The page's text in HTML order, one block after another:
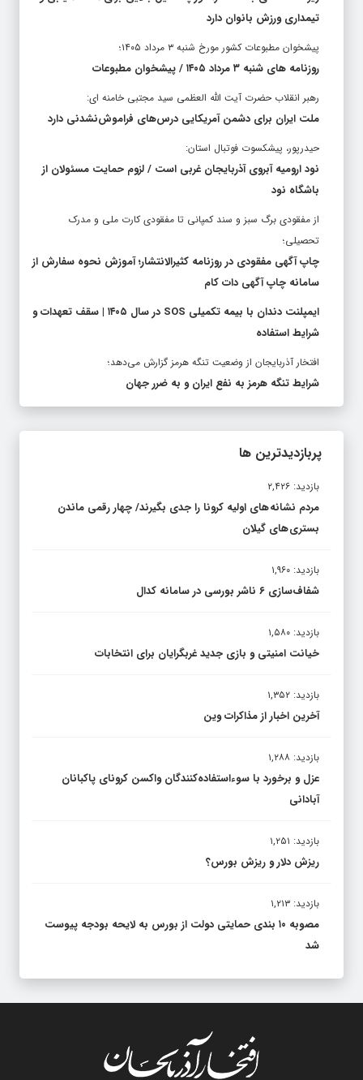
تیمداری ورزش بانوان دارد
پیشخوان مطبوعات کشور مورخ شنبه ۳ مرداد ۱۴۰۵؛
روزنامه های شنبه ۳ مرداد ۱۴۰۵ / پیشخوان مطبوعات
رهبر انقلاب حضرت آیت الله العظمی سید مجتبی خامنه ای:
ملت ایران برای دشمن آمریکایی درس‌های فراموش‌نشدنی دارد
حیدرپور، پیشکسوت فوتبال استان:
نود ارومیه آبروی آذربایجان غربی است / لزوم حمایت مسئولان از
باشگاه نود
از مفقودی برگ سبز و سند کمپانی تا مفقودی کارت ملی و مدرک
تحصیلی؛
چاپ آگهی مفقودی در روزنامه کثیرالانتشار؛ آموزش نحوه سفارش از
سامانه چاپ آگهی دات کام
ایمپلنت دندان با بیمه تکمیلی SOS در سال ۱۴۰۵ | سقف تعهدات و
شرایط استفاده
افتخار آذربایجان از وضعیت تنگه هرمز گزارش می‌دهد؛
شرایط تنگه هرمز به نفع ایران و به ضرر جهان
پربازدیدترین ها
بازدید: ۲,۴۲۶
مردم نشانه های اولیه کرونا را جدی بگیرند/ چهار رقمی ماندن
بستری های گیلان
بازدید: ۱,۹۶۰
شفاف‌سازی ۶ ناشر بورسی در سامانه کدال
بازدید: ۱,۵۸۰
خیانت امنیتی و بازی جدید غربگرایان برای انتخابات
بازدید: ۱,۳۵۲
آخرین اخبار از مذاکرات وین
بازدید: ۱,۲۸۸
عزل و برخورد با سوءاستفاده‌کنندگان واکسن کرونای پاکبانان
آبادانی
بازدید: ۱,۲۵۱
ریزش دلار و ریزش بورس؟
بازدید: ۱,۲۱۳
مصوبه ۱۰ بندی حمایتی دولت از بورس به لایحه بودجه پیوست
شد